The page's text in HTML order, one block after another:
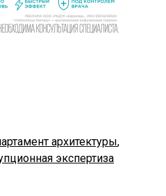
архитектуры,
экспертиза